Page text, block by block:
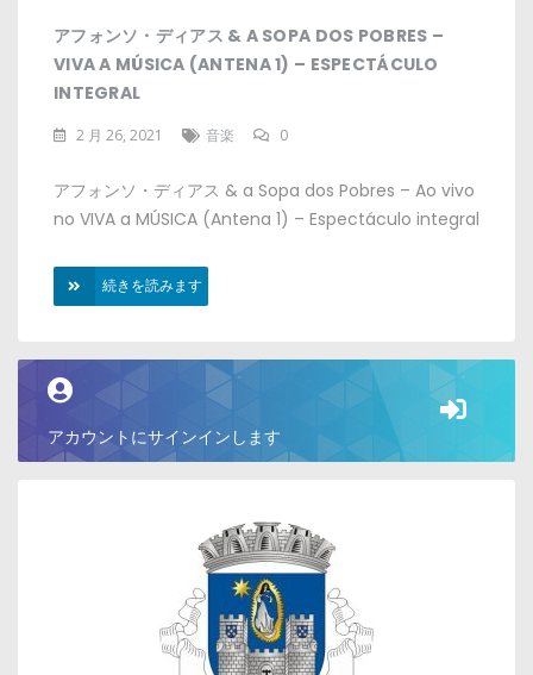
アフォンソ・ディアス & A SOPA DOS POBRES –
VIVA A MÚSICA (ANTENA1) – ESPECTÁCULO
INTEGRAL
2 月 26, 2021 音楽 0
アフォンソ・ディアス & a Sopa dos Pobres – Ao vivo
no VIVA a MÚSICA (Antena 1) – Espectáculo integral
続きを読みます
アカウントにサインインします